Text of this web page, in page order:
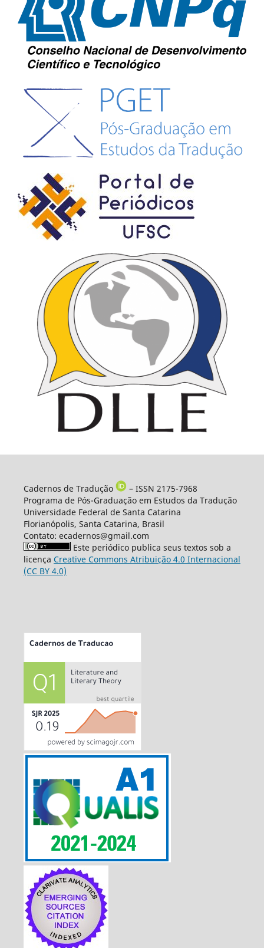
Cadernos de Tradução
– ISSN 2175-7968
Programa de Pós-Graduação em Estudos da Tradução
Universidade Federal de Santa Catarina
Florianópolis, Santa Catarina, Brasil
Contato: ecadernos@gmail.com
Este periódico publica seus textos sob a
licença Creative Commons Atribuição 4.0 Internacional
(CC BY 4.0)